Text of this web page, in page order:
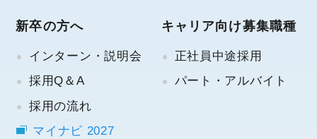
新卒の方へ
インターン・説明会
採用Q＆A
採用の流れ
マイナビ 2027
キャリア向け募集職種
正社員中途採用
パート・アルバイト